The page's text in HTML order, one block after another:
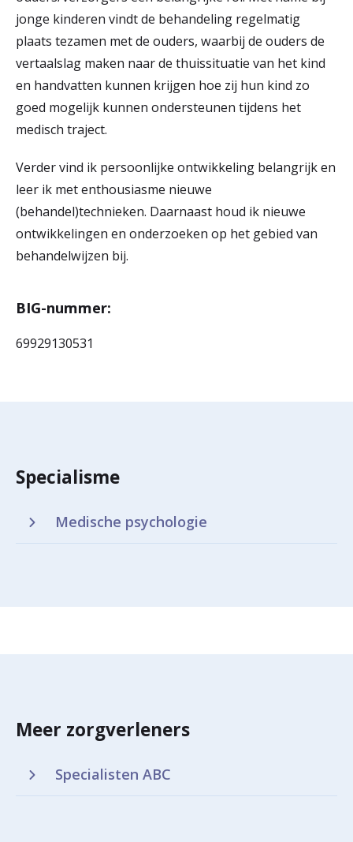
jonge kinderen vindt de behandeling regelmatig
plaats tezamen met de ouders, waarbij de ouders de
vertaalslag maken naar de thuissituatie van het kind
en handvatten kunnen krijgen hoe zij hun kind zo
goed mogelijk kunnen ondersteunen tijdens het
medisch traject.
Verder vind ik persoonlijke ontwikkeling belangrijk en
leer ik met enthousiasme nieuwe
(behandel)technieken. Daarnaast houd ik nieuwe
ontwikkelingen en onderzoeken op het gebied van
behandelwijzen bij.
BIG-nummer:
69929130531
Specialisme
Medische psychologie
Meer zorgverleners
Specialisten ABC